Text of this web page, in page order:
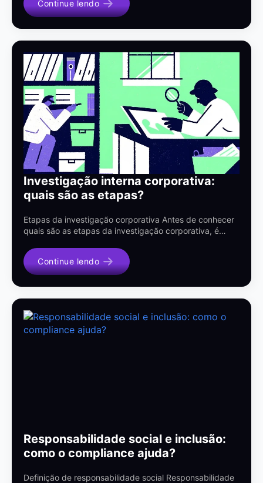
Continue lendo
Investigação interna corporativa:
quais são as etapas?
Etapas da investigação corporativa Antes de conhecer
quais são as etapas da investigação corporativa, é…
Continue lendo
Responsabilidade social e inclusão:
como o compliance ajuda?
Definição de responsabilidade social Responsabilidade